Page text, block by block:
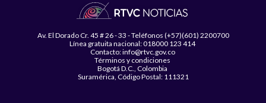
Av. El Dorado Cr. 45 # 26 - 33 - Teléfonos (+57)(601) 2200700
Línea gratuita nacional: 018000 123 414
Contacto: info@rtvc.gov.co
Términos y condiciones
Bogotá D.C., Colombia
Suramérica, Código Postal: 111321